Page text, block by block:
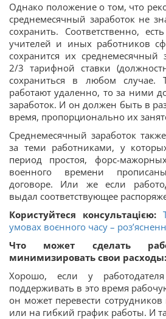
Однако положение о том, что
среднемесячный заработок не
сохранить. Соответственно,
учителей и иных работников
сохранится их среднемесячный
2/3 тарифной ставки
сохраниться в любом случае.
работают удаленно, то за ними
заработок. И он должен быть в
время, пропорционально их
Среднемесячный заработок
за теми работниками, у
период простоя, форс-
военного времени
договоре. Или же если
выдал соответствующее
Користуйтеся консультацією:
умовах воєнного часу –
Что может сделать
минимизировать свои расходы:
Хорошо, если у
поддерживать в это время
он может перевести
или на гибкий график работы. И